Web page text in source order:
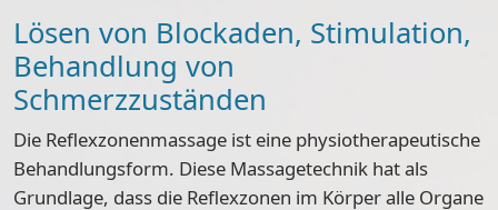
Lösen von Blockaden, Stimulation,
Behandlung von
Schmerzzuständen
Die Reflexzonenmassage ist eine physiotherapeutische
Behandlungsform. Diese Massagetechnik hat als
Grundlage, dass die Reflexzonen im Körper alle Organe